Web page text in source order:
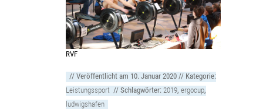
RVF
// Veröffentlicht am 10. Januar 2020 // Kategorie:
Leistungssport // Schlagwörter: 2019, ergocup,
ludwigshafen